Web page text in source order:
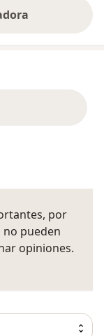
por
no pueden
opiniones.